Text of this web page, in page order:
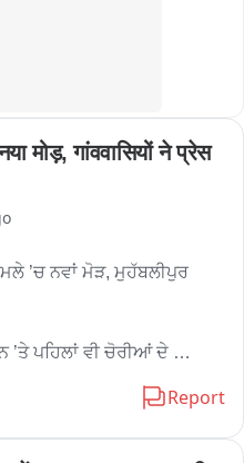
मोड़, गांववासियों ने प्रेस
’ਚ ਨਵਾਂ ਮੋੜ, ਮੁਹੱਬਲੀਪੁਰ
ਪਹਿਲਾਂ ਵੀ ਚੋਰੀਆਂ ਦੇ
ਅਧੀਨ ਆਉਦੀ ਚੌਂਕੀ
Report